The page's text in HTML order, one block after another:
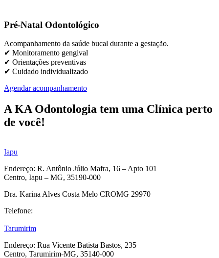
Pré-Natal Odontológico
Acompanhamento da saúde bucal durante a gestação.
✔ Monitoramento gengival
✔ Orientações preventivas
✔ Cuidado individualizado
Agendar acompanhamento
A KA Odontologia tem uma Clínica perto
de você!
Iapu
Endereço: R. Antônio Júlio Mafra, 16 – Apto 101
Centro, Iapu – MG, 35190-000
Dra. Karina Alves Costa Melo CROMG 29970
Telefone:
Tarumirim
Endereço: Rua Vicente Batista Bastos, 235
Centro, Tarumirim-MG, 35140-000